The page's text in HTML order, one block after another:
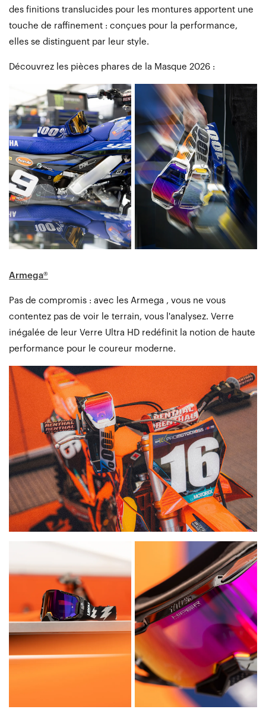
des finitions translucides pour les montures apportent une
touche de raffinement : conçues pour la performance,
elles se distinguent par leur style.
Découvrez les pièces phares de la Masque 2026 :
Armega®
Pas de compromis : avec les Armega , vous ne vous
contentez pas de voir le terrain, vous l'analysez. Verre
inégalée de leur Verre Ultra HD redéfinit la notion de haute
performance pour le coureur moderne.